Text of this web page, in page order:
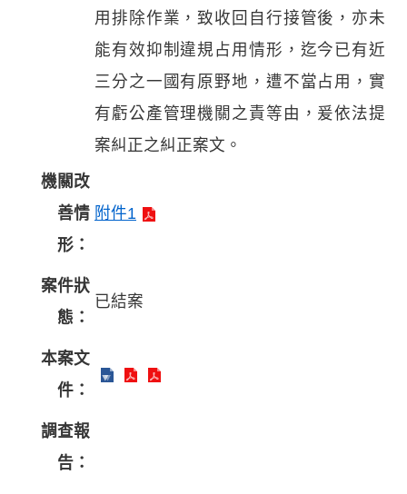
用排除作業，致收回自行接管後，亦未
能有效抑制違規占用情形，迄今已有近
三分之一國有原野地，遭不當占用，實
有虧公產管理機關之責等由，爰依法提
案糾正之糾正案文。
機關改
善情
形：
附件1
案件狀
態：
已結案
本案文
件：
調查報
告：